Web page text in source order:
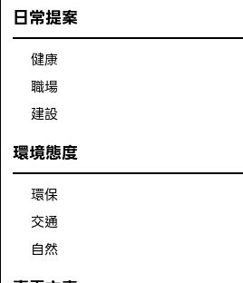
日常提案
健康
職場
建設
環境態度
環保
交通
自然